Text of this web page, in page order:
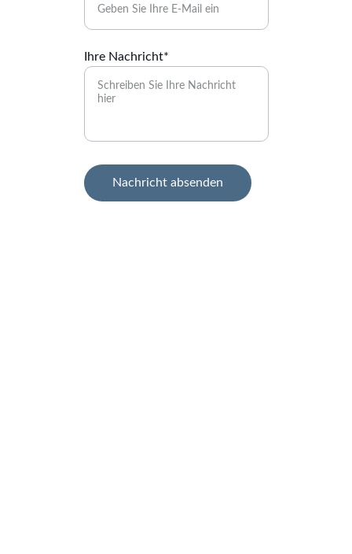
Ihre Nachricht*
Nachricht absenden